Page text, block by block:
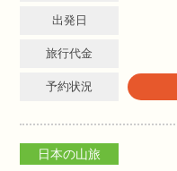
出発日
旅行代金
予約状況
日本の山旅